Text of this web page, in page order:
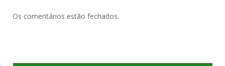
Os comentários estão fechados.